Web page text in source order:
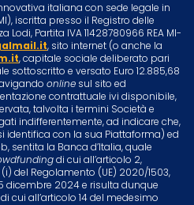
italiana con sede legale in
iscritta presso il Registro delle
Partita IVA 11428780966 REA MI-
, sito internet (o anche la
, capitale sociale deliberato pari
sottoscritto e versato Euro 12.885,68
online sul sito ed
contrattuale ivi disponibile,
talvolta i termini Società e
indifferentemente, ad indicare che,
identifica con la sua Piattaforma) ed
sentita la Banca d’Italia, quale
di cui all’articolo 2,
del Regolamento (UE) 2020/1503,
dicembre 2024 e risulta dunque
di cui all’articolo 14 del medesimo